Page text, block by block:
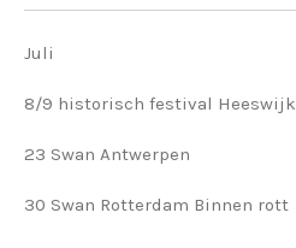
Juli
8/9 historisch festival Heeswijk
23 Swan Antwerpen
30 Swan Rotterdam Binnen rott